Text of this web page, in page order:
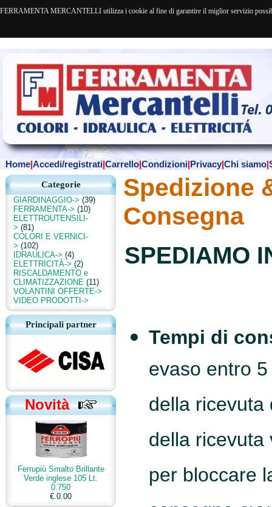
FERRAMENTA MERCANTELLI utilizza i cookie al fine di garantire il miglior servizio
Home|Accedi/registrati|Carrello|Condizioni|Privacy|Chi siamo|
Categorie
GIARDINAGGIO-> (39)
FERRAMENTA-> (10)
ELETTROUTENSILI-
> (81)
COLORI E VERNICI-
> (102)
IDRAULICA-> (4)
ELETTRICITÀ-> (2)
RISCALDAMENTO e
CLIMATIZZAZIONE (11)
VOLANTINI OFFERTE->
VIDEO PRODOTTI->
Principali partner
Novità
Ferrupiù Smalto Brillante
Verde inglese 105 Lt.
0.750
€.0.00
Spedizione
Consegna
SPEDIAMO
Tempi di
evaso entro
della
della
per bloccare